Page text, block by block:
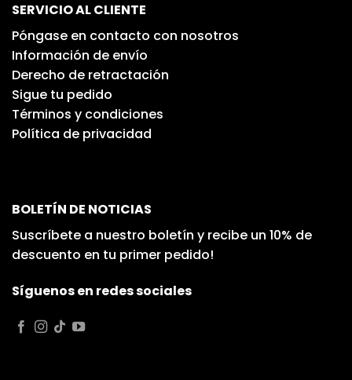
SERVICIO AL CLIENTE
Póngase en contacto con nosotros
Información de envío
Derecho de retractación
Sigue tu pedido
Términos y condiciones
Política de privacidad
BOLETÍN DE NOTICIAS
Suscríbete a nuestro boletín y recibe un 10% de
descuento en tu primer pedido!
Síguenos en redes sociales